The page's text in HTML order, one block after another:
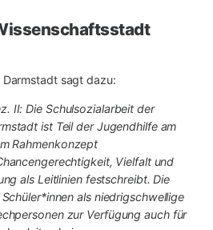
sagt dazu:
II: Die Schulsozialarbeit der
ist Teil der Jugendhilfe am
Rahmenkonzept
Vielfalt und
als Leitlinien festschreibt. Die
als niedrigschwellige
zur Verfügung auch für